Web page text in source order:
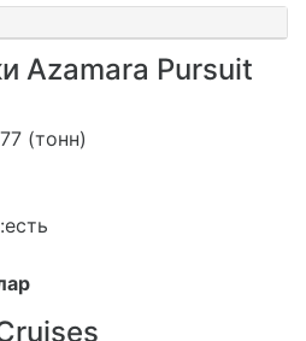
Azamara Pursuit
(тонн)
:есть